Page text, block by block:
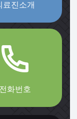
료진소개
전화번호